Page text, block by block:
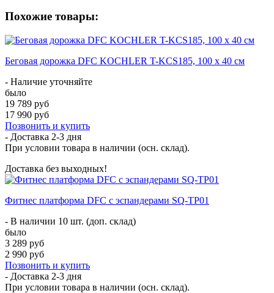
Похожие товары:
Беговая дорожка DFC KOCHLER T-KCS185, 100 х 40 см
- Наличие уточняйте
было
19 789 руб
17 990 руб
Позвонить и купить
- Доставка 2-3 дня
При условии товара в наличии (осн. склад).
Доставка без выходных!
Фитнес платформа DFC с эспандерами SQ-TP01
- В наличии 10 шт. (доп. склад)
было
3 289 руб
2 990 руб
Позвонить и купить
- Доставка 2-3 дня
При условии товара в наличии (осн. склад).